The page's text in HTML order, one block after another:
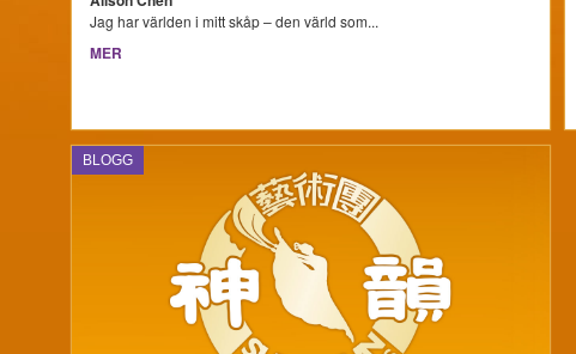
Jag har världen i mitt skåp – den värld som...
MER
BLOGG